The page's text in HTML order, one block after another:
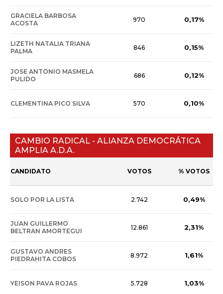
GRACIELA BARBOSA
ACOSTA
970 0,17%
LIZETH NATALIA TRIANA
PALMA
846 0,15%
JOSE ANTONIO MASMELA
PULIDO
686 0,12%
CLEMENTINA PICO SILVA 570 0,10%
CAMBIO RADICAL - ALIANZA DEMOCRÁTICA
AMPLIA A.D.A.
CANDIDATO VOTOS % VOTOS
SOLO POR LA LISTA 2.742 0,49%
JUAN GUILLERMO
BELTRAN AMORTEGUI
12.861 2,31%
GUSTAVO ANDRES
PIEDRAHITA COBOS
8.972 1,61%
YEISON PAVA ROJAS 5.728 1,03%